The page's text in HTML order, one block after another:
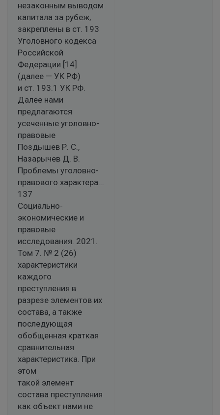
незаконным выводом
капитала за рубеж,
закреплены в ст. 193
Уголовного кодекса
Российской
Федерации [14]
(далее — УК РФ)
и ст. 193.1 УК РФ.
Далее нами
предлагаются
усеченные уголовно-
правовые
Поздышев Р. С.,
Назарычев Д. В.
Проблемы уголовно-
правового характера...
137
Социально-
экономические и
правовые
исследования. 2021.
Том 7. № 2 (26)
характеристики
каждого
преступления в
разрезе элементов их
состава, а также
последующая
обобщенная краткая
сравнительная
характеристика. При
этом
такой элемент
состава преступления
как объект нами не